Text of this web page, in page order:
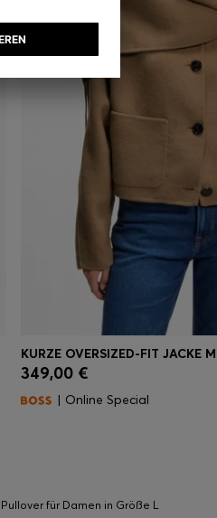
Schnelleinkauf
349,00 €
| Online Special
Pullover für Damen in Größe L